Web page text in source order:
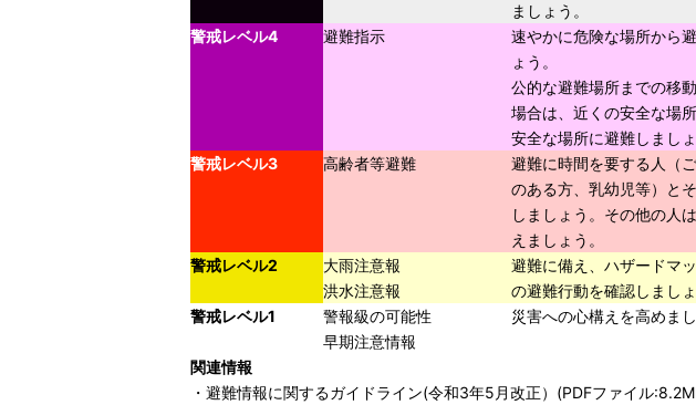
ましょう。
警戒レベル4 避難指示
速やかに危険な場所から
ょう。
公的な避難場所までの移
場合は、近くの安全な場
安全な場所に避難しましょ
警戒レベル3 高齢者等避難
避難に時間を要する人（
のある方、乳幼児等）と
しましょう。その他の人
えましょう。
警戒レベル2
大雨注意報
洪水注意報
避難に備え、ハザードマ
の避難行動を確認しましょ
警戒レベル1
警報級の可能性
早期注意情報
災害への心構えを高めまし
関連情報
・ 避難情報に関するガイドライン(令和3年5月改正）(PDFファイル